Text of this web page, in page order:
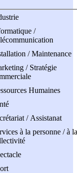
/
/ Maintenance
/ Stratégie
Humaines
/ Assistanat
à la personne / à la